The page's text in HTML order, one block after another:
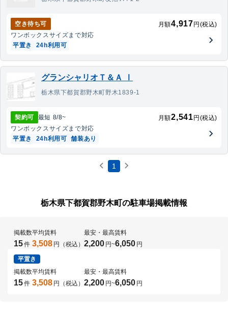
空き待ち可 月額4,917 円(税込)
ワンボックスサイズまで対応
平置き
24h利用可
グランシャリオＴ＆Ａ Ⅰ
栃木県下都賀郡野木町野木1839-1
契約可 最短 8/8~ 月額2,541 円(税込)
ワンボックスサイズまで対応
平置き
24h利用可 舗装あり
1
栃木県下都賀郡野木町の駐車場掲載情報
掲載数
15件
平均賃料
3,508 円（税込）
最安・最高賃料
2,200 円~6,050 円
平置き
掲載数
15件
平均賃料
3,508 円（税込）
最安・最高賃料
2,200 円~6,050 円